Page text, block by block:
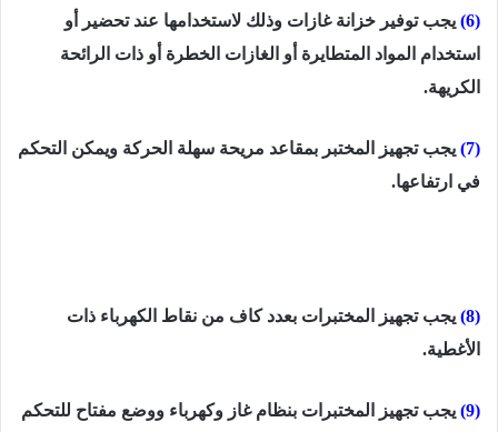
(6)
يجب توفير خزانة غازات وذلك لاستخدامها عند تحضير أو
استخدام المواد المتطايرة أو الغازات الخطرة أو ذات الرائحة
الكريهة.
(7)
يجب تجهيز المختبر بمقاعد مريحة سهلة الحركة ويمكن التحكم
في ارتفاعها.
(8)
يجب تجهيز المختبرات بعدد كاف من نقاط الكهرباء ذات
الأغطية.
(9)
يجب تجهيز المختبرات بنظام غاز وكهرباء ووضع مفتاح للتحكم